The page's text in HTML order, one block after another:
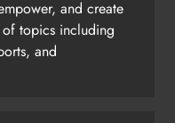
and create
topics including
and